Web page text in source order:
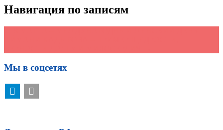
Навигация по записям
Мы в соцсетях